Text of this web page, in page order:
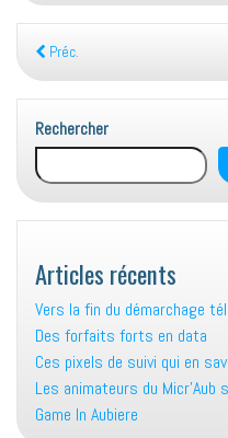
Préc.
Rechercher
Articles récents
Vers la fin du démarchage
Des forfaits forts en data
Ces pixels de suivi qui en
Les animateurs du Micr’Aub
Game In Aubiere